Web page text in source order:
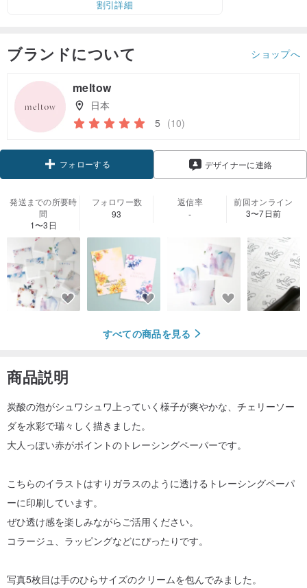
割引詳細
ブランドについて ショップへ
meltow
日本
5 (10)
フォローする デザイナーに連絡
発送までの所要時
間
1〜3日
フォロワー数
93
返信率
-
前回オンライン
3〜7日前
すべての商品を見る
商品説明
炭酸の泡がシュワシュワ上っていく様子が爽やかな、チェリーソー
ダを水彩で瑞々しく描きました。
大人っぽい赤がポイントのトレーシングペーパーです。
こちらのイラストはすりガラスのように透けるトレーシングペーパ
ーに印刷しています。
ぜひ透け感を楽しみながらご活用ください。
コラージュ、ラッピングなどにぴったりです。
写真5枚目は手のひらサイズのクリームを包んでみました。